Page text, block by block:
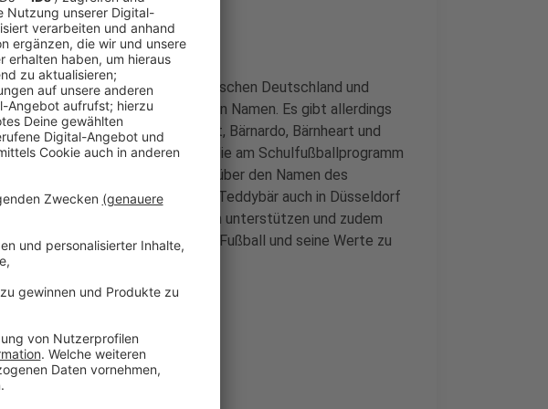
im Rahmen des Länderspiels zwischen Deutschland und
hat das EM-Maskottchen keinen Namen. Es gibt allerdings
Wort "Bär" angelehnt sind: Albärt, Bärnardo, Bärnheart und
beiden Wochen können Kinder, die am Schulfußballprogramm
auf der Internetseite der UEFA über den Namen des
kommenden Monaten wird der Teddybär auch in Düsseldorf
Initiativen und Partnerschaften unterstützen und zudem
mehr zu bewegen und für den Fußball und seine Werte zu
Thema: